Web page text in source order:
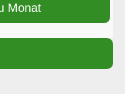
Monat